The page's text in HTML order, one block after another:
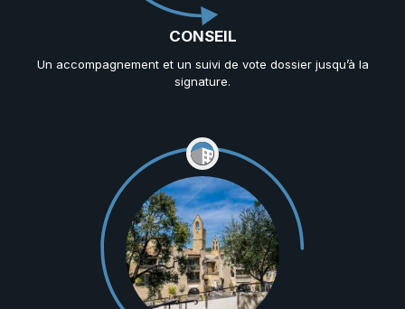
CONSEIL
Un accompagnement et un suivi de vote dossier jusqu’à la
signature.